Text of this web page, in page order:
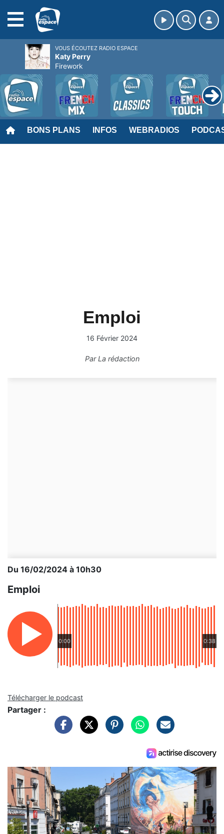
BONS PLANS INFOS WEBRADIOS
Emploi
16 Février 2024
ParLa rédaction
Du 16/02/2024 à 10h30
Emploi
0:00 0:38
Télécharger le podcast
Partager :
VOUS ÉCOUTEZ RADIO ESPACE
Katy Perry
Firework